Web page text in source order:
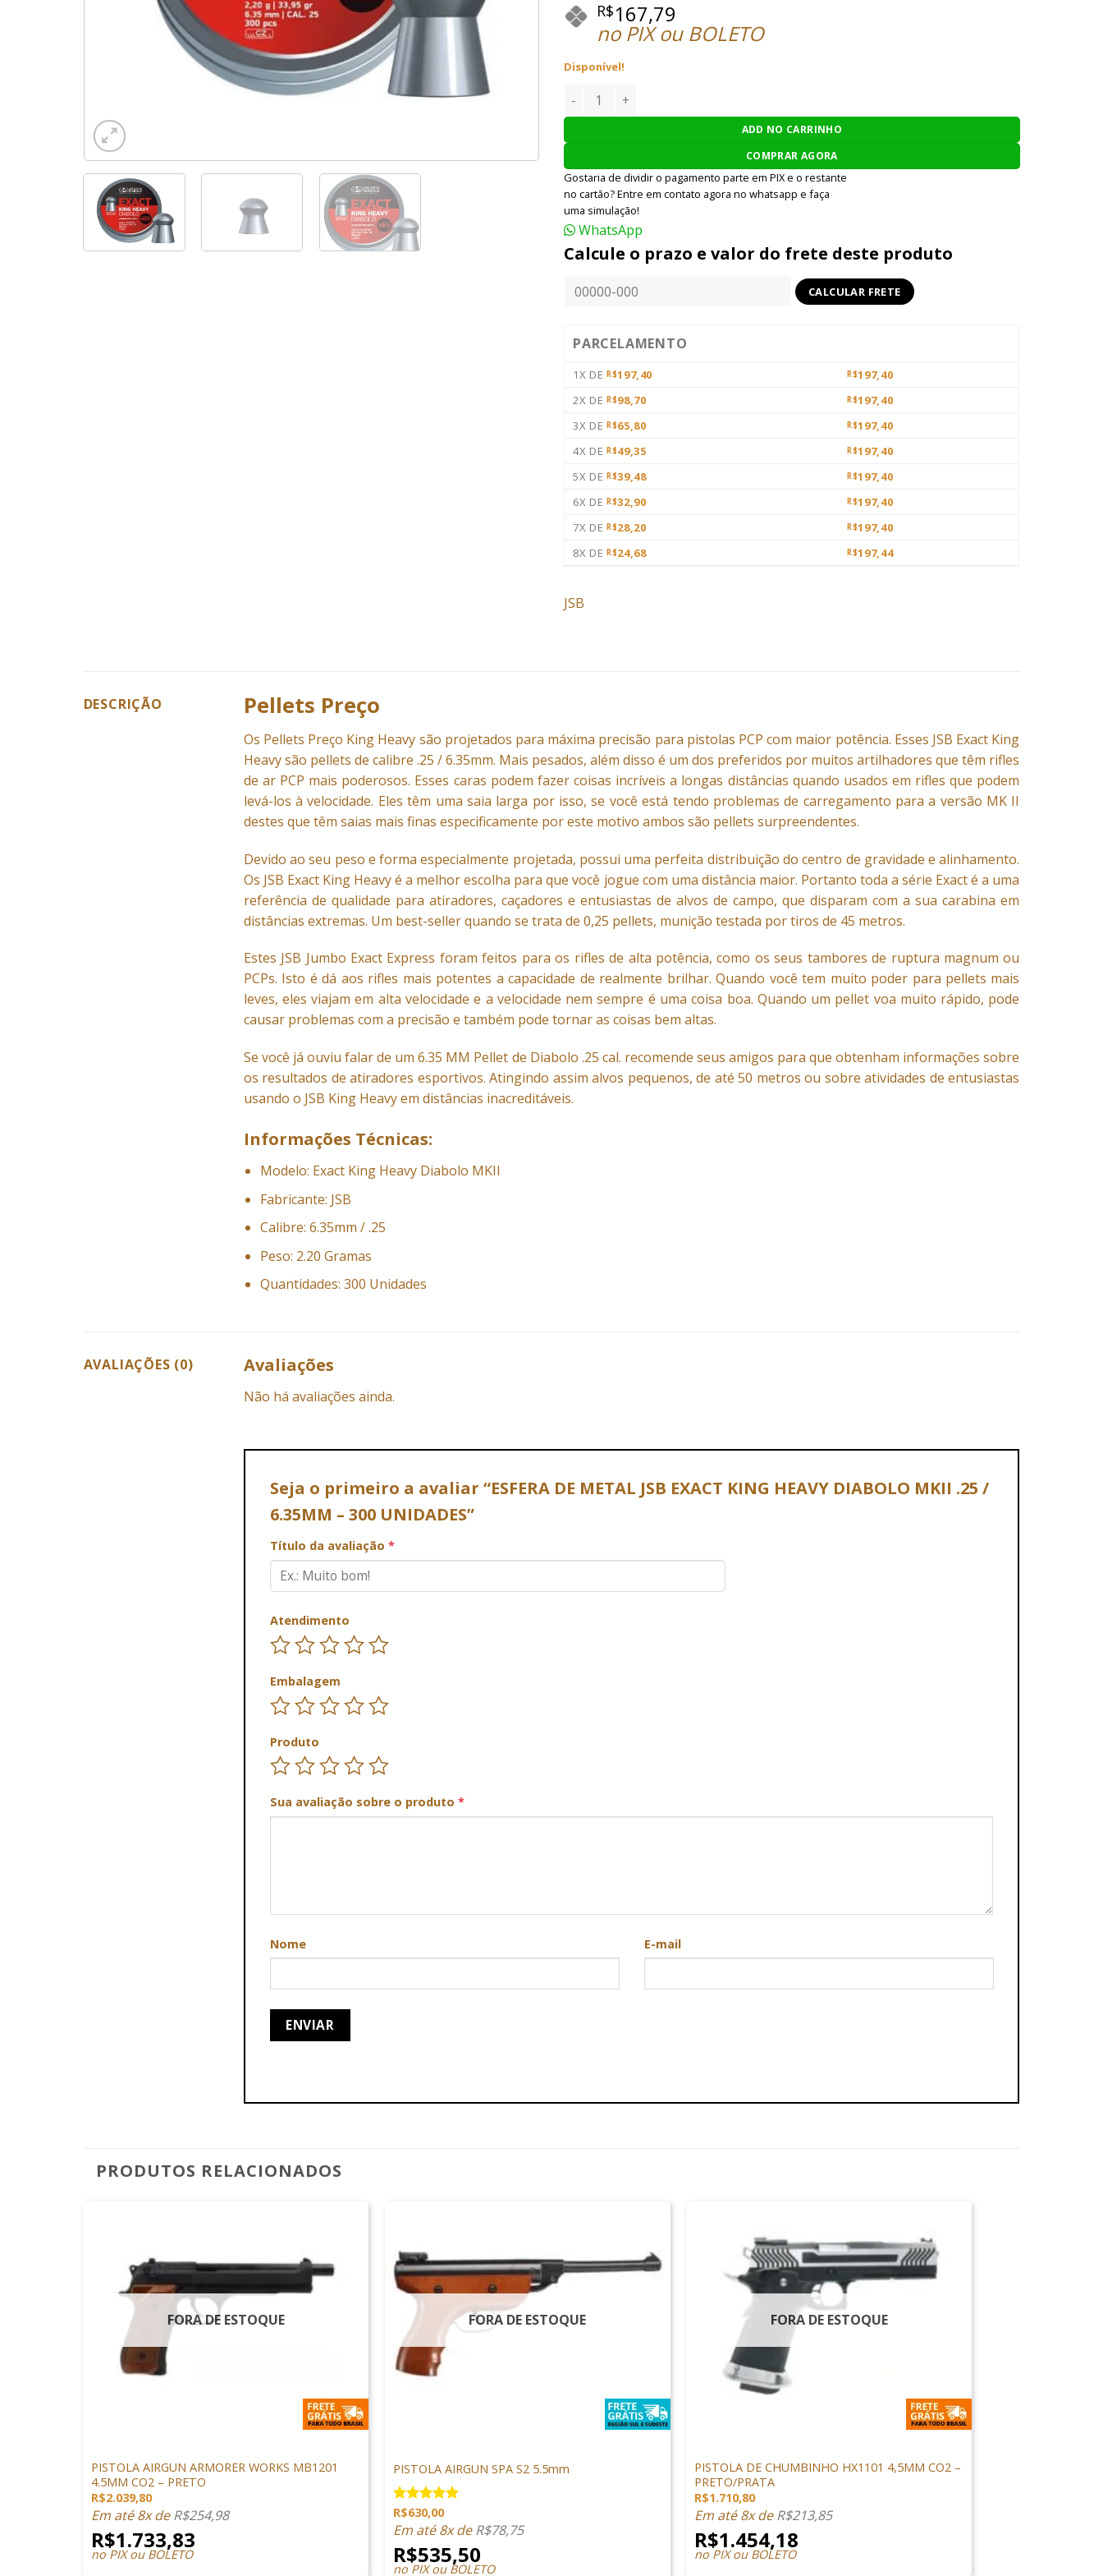
R$167,79
no PIX ou BOLETO
Disponível!
ESFERA DE METAL JSB EXACT KING HEAVY DIABOLO MKII .25 / 6.35MM - 300 UNIDADES
ADD NO CARRINHO
COMPRAR AGORA
Gostaria de dividir o pagamento parte em PIX e o restante
no cartão? Entre em contato agora no whatsapp e faça
uma simulação!
WhatsApp
Calcule o prazo e valor do frete deste produto
PARCELAMENTO
1X DE R$197,40 R$197,40
2X DE R$98,70 R$197,40
3X DE R$65,80 R$197,40
4X DE R$49,35 R$197,40
5X DE R$39,48 R$197,40
6X DE R$32,90 R$197,40
7X DE R$28,20 R$197,40
8X DE R$24,68 R$197,44
JSB
DESCRIÇÃO Pellets Preço
Os Pellets Preço King Heavy são projetados para máxima precisão para pistolas PCP com maior potência. Esses JSB Exact King
Heavy são pellets de calibre .25 / 6.35mm. Mais pesados, além disso é um dos preferidos por muitos artilhadores que têm rifles
de ar PCP mais poderosos. Esses caras podem fazer coisas incríveis a longas distâncias quando usados ​​em rifles que podem
levá-los à velocidade. Eles têm uma saia larga por isso, se você está tendo problemas de carregamento para a versão MK II
destes que têm saias mais finas especificamente por este motivo ambos são pellets surpreendentes.
Devido ao seu peso e forma especialmente projetada, possui uma perfeita distribuição do centro de gravidade e alinhamento.
Os JSB Exact King Heavy é a melhor escolha para que você jogue com uma distância maior. Portanto toda a série Exact é a uma
referência de qualidade para atiradores, caçadores e entusiastas de alvos de campo, que disparam com a sua carabina em
distâncias extremas. Um best-seller quando se trata de 0,25 pellets, munição testada por tiros de 45 metros.
Estes JSB Jumbo Exact Express foram feitos para os rifles de alta potência, como os seus tambores de ruptura magnum ou
PCPs. Isto é dá aos rifles mais potentes a capacidade de realmente brilhar. Quando você tem muito poder para pellets mais
leves, eles viajam em alta velocidade e a velocidade nem sempre é uma coisa boa. Quando um pellet voa muito rápido, pode
causar problemas com a precisão e também pode tornar as coisas bem altas.
Se você já ouviu falar de um 6.35 MM Pellet de Diabolo .25 cal. recomende seus amigos para que obtenham informações sobre
os resultados de atiradores esportivos. Atingindo assim alvos pequenos, de até 50 metros ou sobre atividades de entusiastas
usando o JSB King Heavy em distâncias inacreditáveis.
Informações Técnicas:
Modelo: Exact King Heavy Diabolo MKII
Fabricante: JSB
Calibre: 6.35mm / .25
Peso: 2.20 Gramas
Quantidades: 300 Unidades
AVALIAÇÕES (0) Avaliações
Não há avaliações ainda.
Seja o primeiro a avaliar “ESFERA DE METAL JSB EXACT KING HEAVY DIABOLO MKII .25 /
6.35MM – 300 UNIDADES”
Título da avaliação *
Atendimento
Embalagem
Produto
Sua avaliação sobre o produto *
Nome E-mail
PRODUTOS RELACIONADOS
FORA DE ESTOQUE
PISTOLA AIRGUN ARMORER WORKS MB1201
4.5MM CO2 – PRETO
R$2.039,80
Em até 8x deR$254,98
R$1.733,83
no PIX ou BOLETO
FORA DE ESTOQUE
PISTOLA AIRGUN SPA S2 5.5mm
Avaliação
4.81 de 5
R$630,00
Em até 8x deR$78,75
R$535,50
no PIX ou BOLETO
FORA DE ESTOQUE
PISTOLA DE CHUMBINHO HX1101 4,5MM CO2 –
PRETO/PRATA
R$1.710,80
Em até 8x deR$213,85
R$1.454,18
no PIX ou BOLETO